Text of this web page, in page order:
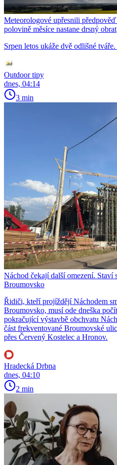
Meteorologové upřesnili
polovině měsíce nastane drsný obrat
Srpen letos ukáže dvě odlišné
Outdoor tipy
dnes, 04:14
3 min
Náchod čekají další omezení. Staví
Broumovsko
Řidiči, kteří projíždějí Náchodem
Broumovsko, musí ode dneška
pokračující výstavbě obchvatu
část frekventované Broumovské
přes Červený Kostelec a Hronov.
Hradecká Drbna
dnes, 04:10
2 min